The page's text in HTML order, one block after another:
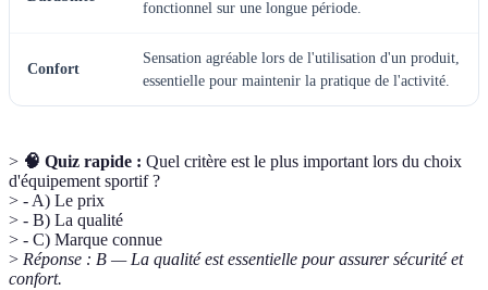
fonctionnel sur une longue période.
Confort
Sensation agréable lors de l'utilisation d'un produit,
essentielle pour maintenir la pratique de l'activité.
> 🧠 Quiz rapide : Quel critère est le plus important lors du choix
d'équipement sportif ?
> - A) Le prix
> - B) La qualité
> - C) Marque connue
> Réponse : B — La qualité est essentielle pour assurer sécurité et
confort.